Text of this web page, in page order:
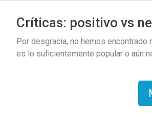
Críticas: positivo vs
Por desgracia, no hemos encontrado
es lo suficientemente popular o aún